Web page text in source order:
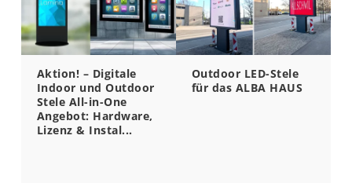
Aktion! – Digitale
Indoor und Outdoor
Stele All-in-One
Angebot: Hardware,
Lizenz & Instal...
Outdoor LED-Stele
für das ALBA HAUS